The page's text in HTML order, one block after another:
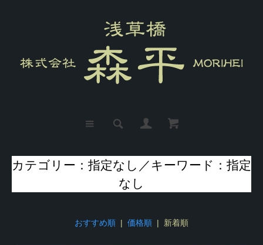
カテゴリー：指定なし／キーワード：指定
なし
おすすめ順 | 価格順 | 新着順